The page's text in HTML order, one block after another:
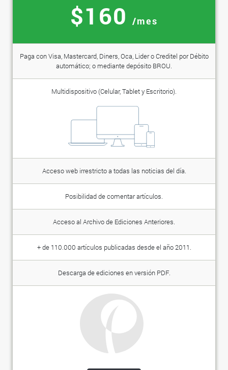
$160 /mes
Paga con Visa, Mastercard, Diners, Oca, Lider o Creditel por Débito
automático; o mediante depósito BROU.
Multidispositivo (Celular, Tablet y Escritorio).
Acceso web irrestricto a todas las noticias del día.
Posibilidad de comentar artículos.
Acceso al Archivo de Ediciones Anteriores.
+ de 110.000 artículos publicadas desde el año 2011.
Descarga de ediciones en versión PDF.